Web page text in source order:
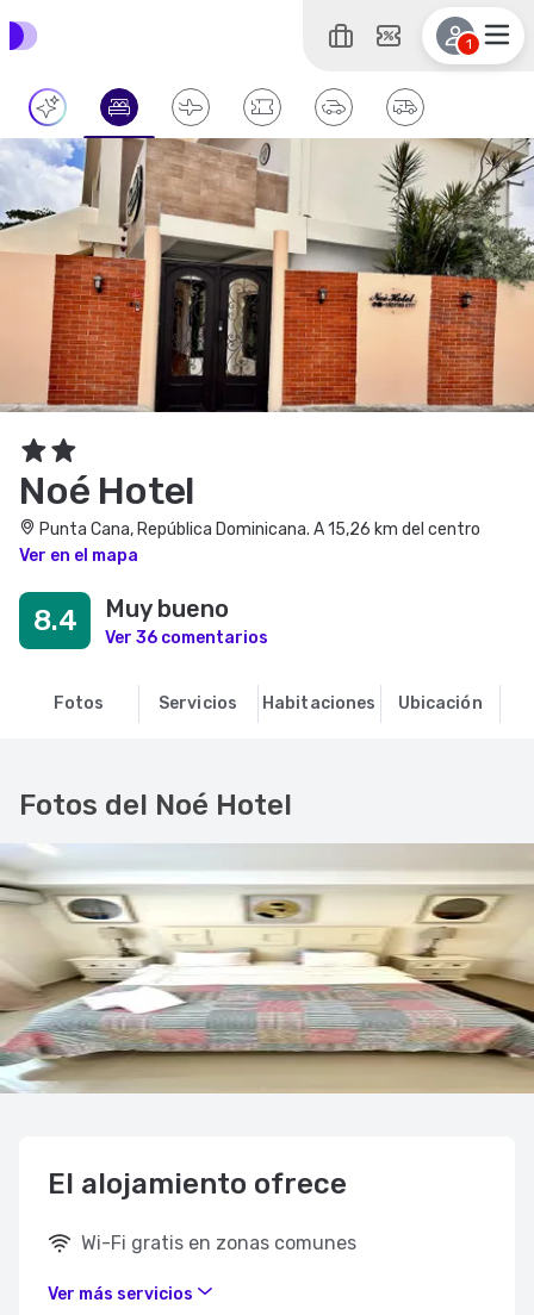
1
Noé Hotel
Punta Cana, República Dominicana. A 15,26 km del centro
Ver en el mapa
8.4 Muy bueno
Ver 36 comentarios
Fotos Servicios Habitaciones Ubicación
Fotos del Noé Hotel
El alojamiento ofrece
Wi-Fi gratis en zonas comunes
Ver más servicios